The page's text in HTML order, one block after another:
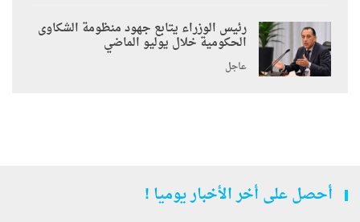
رئيس الوزراء يتابع جهود منظومة الشكاوى
الحكومية خلال يوليو الماضي
عاجل
أحصل على أخر الأخبار يوميا !